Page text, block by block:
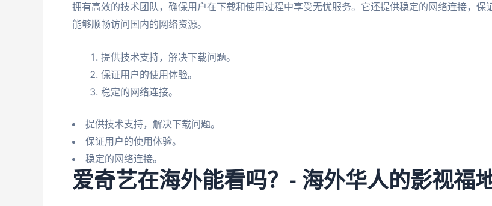
拥有高效的技术团队，确保用户在下载和使用过程中享受无忧服务。它还提供稳定的网络连接，保
能够顺畅访问国内的网络资源。
提供技术支持，解决下载问题。
保证用户的使用体验。
稳定的网络连接。
提供技术支持，解决下载问题。
保证用户的使用体验。
稳定的网络连接。
爱奇艺在海外能看吗？- 海外华人的影视福